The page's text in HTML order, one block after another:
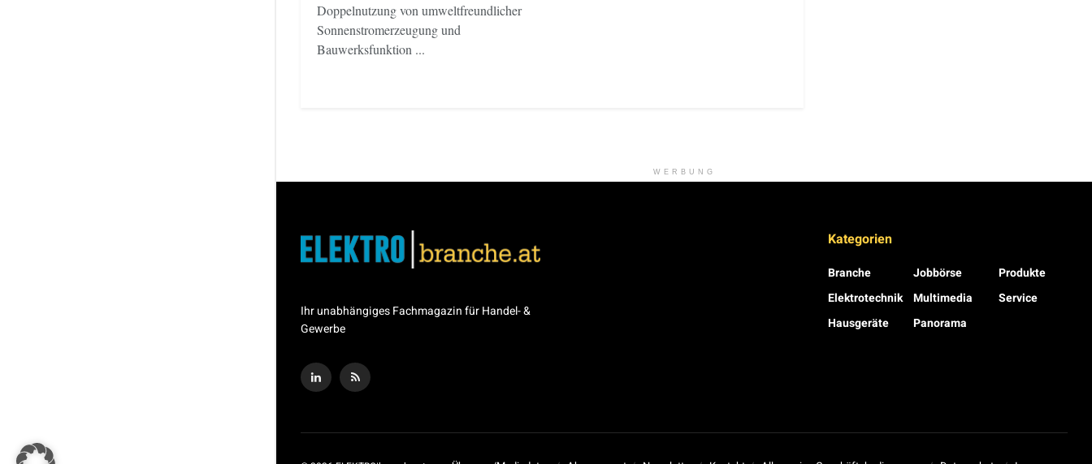
Doppelnutzung von umweltfreundlicher
Sonnenstromerzeugung und
Bauwerksfunktion ...
WERBUNG
Ihr unabhängiges Fachmagazin für Handel- &
Gewerbe
Kategorien
Branche
Elektrotechnik
Hausgeräte
Jobbörse
Multimedia
Panorama
Produkte
Service